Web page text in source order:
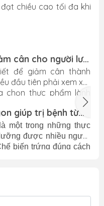
chiều cao tối đa khi
cân cho người lười
để giảm cân thành
đầu tiên phải xem xét
chọn thực phẩm lành
soát mức tiêu thụ calo
thường xuyên. Tuy
phải ai cũng đủ nghị
chỉ để thúc đẩy kế
cân đã đề ra.
giúp trị bệnh từ
một trong những thực
được nhiều người
biến trứng đúng cách